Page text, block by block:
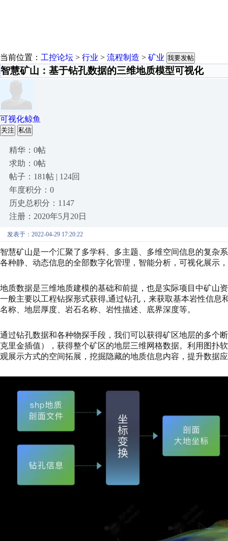
当前位置： 工控论坛 > 行业 > 流程制造 > 矿业 我要发帖
智慧矿山：基于钻孔数据的三维地质模型可视化
可视化鲸鱼
关注 私信
精华：0帖
求助：0帖
帖子：181帖 | 124回
年度积分：0
历史总积分：1147
注册：2020年5月20日
发表于：2022-04-29 17:20:22
智慧矿山是一个汇聚了多学科、多主题、多维空间信息的复杂
各种静、动态信息的全部数字化管理，智能分析，可视化展示
地质数据是三维地质建模的基础和前提，也是实际项目中矿山
一般主要以工程钻探形式获得,通过钻孔，来获取基本岩性信
名称、地层厚度、岩石名称、岩性描述、底界深度等。
通过钻孔数据和各种物探手段，我们可以获得矿区地层的多个
克里金插值），获得整个矿区的地层三维网格数据。利用图扑
观展示方式的空间拓展，挖掘隐藏的地质信息内容，提升数据